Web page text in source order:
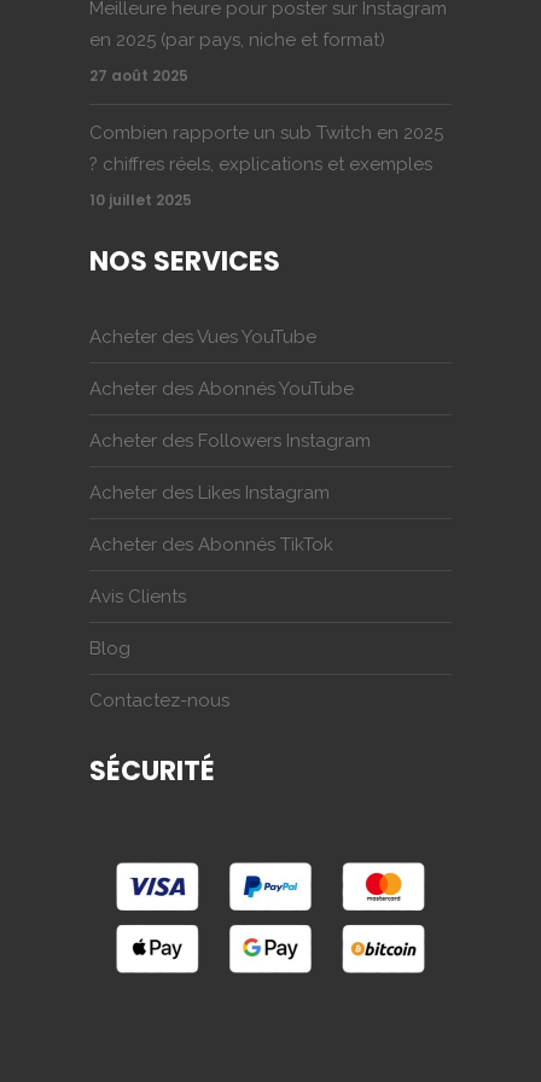
Meilleure heure pour poster sur Instagram
en 2025 (par pays, niche et format)
27 août 2025
Combien rapporte un sub Twitch en 2025
? chiffres réels, explications et exemples
10 juillet 2025
NOS SERVICES
Acheter des Vues YouTube
Acheter des Abonnés YouTube
Acheter des Followers Instagram
Acheter des Likes Instagram
Acheter des Abonnés TikTok
Avis Clients
Blog
Contactez-nous
SÉCURITÉ